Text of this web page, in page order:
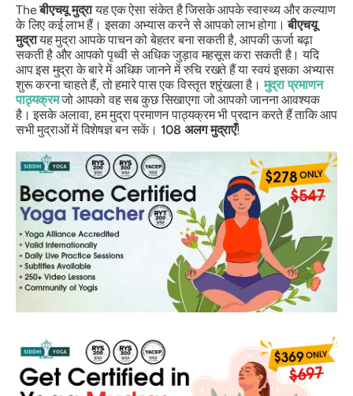
Theबीएचयूमुद्रायह एक ऐसा संकेत है जिसके आपके स्वास्थ्य और कल्याण
के लिए कई लाभ हैं। इसका अभ्यास करने से आपको लाभ होगा।बीएचयू
मुद्रायह मुद्रा आपके पाचन को बेहतर बना सकती है, आपकी ऊर्जा बढ़ा
सकती है और आपको पृथ्वी से अधिक जुड़ाव महसूस करा सकती है। यदि
आप इस मुद्रा के बारे में अधिक जानने में रुचि रखते हैं या स्वयं इसका अभ्यास
शुरू करना चाहते हैं, तो हमारे पास एक विस्तृत श्रृंखला है।मुद्राप्रमाणन
पाठ्यक्रमजो आपको वह सब कुछ सिखाएगा जो आपको जानना आवश्यक
है। इसके अलावा, हम मुद्रा प्रमाणन पाठ्यक्रम भी प्रदान करते हैं ताकि आप
सभी मुद्राओं में विशेषज्ञ बन सकें। 108 अलगमुद्राएँ!